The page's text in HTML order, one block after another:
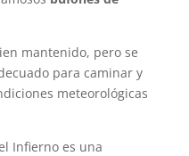
mantenido, pero se
para caminar y
meteorológicas
Infierno es una